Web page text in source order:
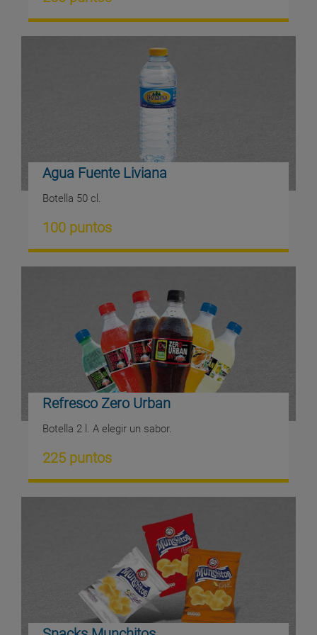
Agua Fuente Liviana
Botella 50 cl.
100 puntos
Refresco Zero Urban
Botella 2 l. A elegir un sabor.
225 puntos